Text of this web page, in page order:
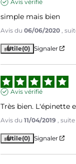
Avis vérifié
simple mais bien
Avis du 06/06/2020 ,
Utile(0) Signaler
Avis vérifié
Très bien. L'épinette
Avis du 11/04/2019 ,
Utile(0) Signaler